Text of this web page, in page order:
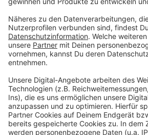
aufgrund einer Spezialfolge
Euro)
Leon Windscheid(7. Dezember
Jan Stroh (2. September 2019
aufgrund einer Spezialfolge
"WWM"-Shows)
Ronald Tenholte (24. März
Anzeige